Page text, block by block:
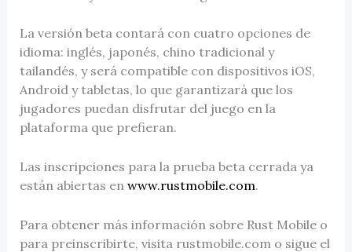
La versión beta contará con cuatro opciones de
idioma: inglés, japonés, chino tradicional y
tailandés, y será compatible con dispositivos iOS,
Android y tabletas, lo que garantizará que los
jugadores puedan disfrutar del juego en la
plataforma que prefieran.
Las inscripciones para la prueba beta cerrada ya
están abiertas en www.rustmobile.com.
Para obtener más información sobre Rust Mobile o
para preinscribirte, visita rustmobile.com o sigue el